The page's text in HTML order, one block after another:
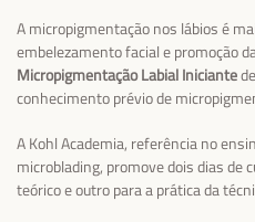
A micropigmentação nos lábios é
embelezamento facial e promoção
Micropigmentação Labial Iniciante
conhecimento prévio de
A Kohl Academia, referência no
microblading, promove dois dias de
teórico e outro para a prática da